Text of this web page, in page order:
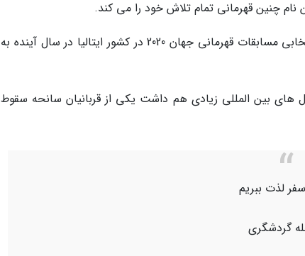
چنین قهرمانی تمام تلاش خود را می کند.
وی اضافه نمود: مسابقه قهرمانی کشور تای چی چوان، انتخابی مسابقات قهرمانی جهان 2020 در کشور ایتالیا در سال آینده به
تای چی کشور که مدال های بین المللی زیادی هم داشت یکی از قربانیان سانحه سقوط
لذت ببریم
گردشگری